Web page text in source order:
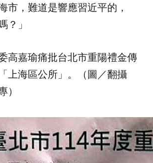
市，難道是響應習近平的，
？」
高嘉瑜痛批台北市重陽禮金傳
上海區公所」。（圖／翻攝
）